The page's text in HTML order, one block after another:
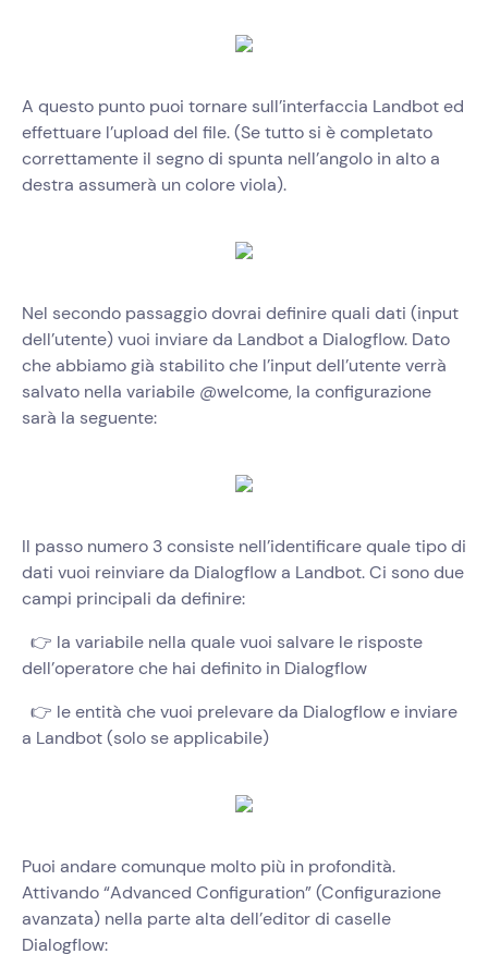
A questo punto puoi tornare sull’interfaccia Landbot ed
effettuare l’upload del file. (Se tutto si è completato
correttamente il segno di spunta nell’angolo in alto a
destra assumerà un colore viola).
Nel secondo passaggio dovrai definire quali dati (input
dell’utente) vuoi inviare da Landbot a Dialogflow. Dato
che abbiamo già stabilito che l’input dell’utente verrà
salvato nella variabile @welcome, la configurazione
sarà la seguente:
Il passo numero 3 consiste nell’identificare quale tipo di
dati vuoi reinviare da Dialogflow a Landbot. Ci sono due
campi principali da definire:
👉 la variabile nella quale vuoi salvare le risposte
dell’operatore che hai definito in Dialogflow
👉 le entità che vuoi prelevare da Dialogflow e inviare
a Landbot (solo se applicabile)
Puoi andare comunque molto più in profondità.
Attivando “Advanced Configuration” (Configurazione
avanzata) nella parte alta dell’editor di caselle
Dialogflow: